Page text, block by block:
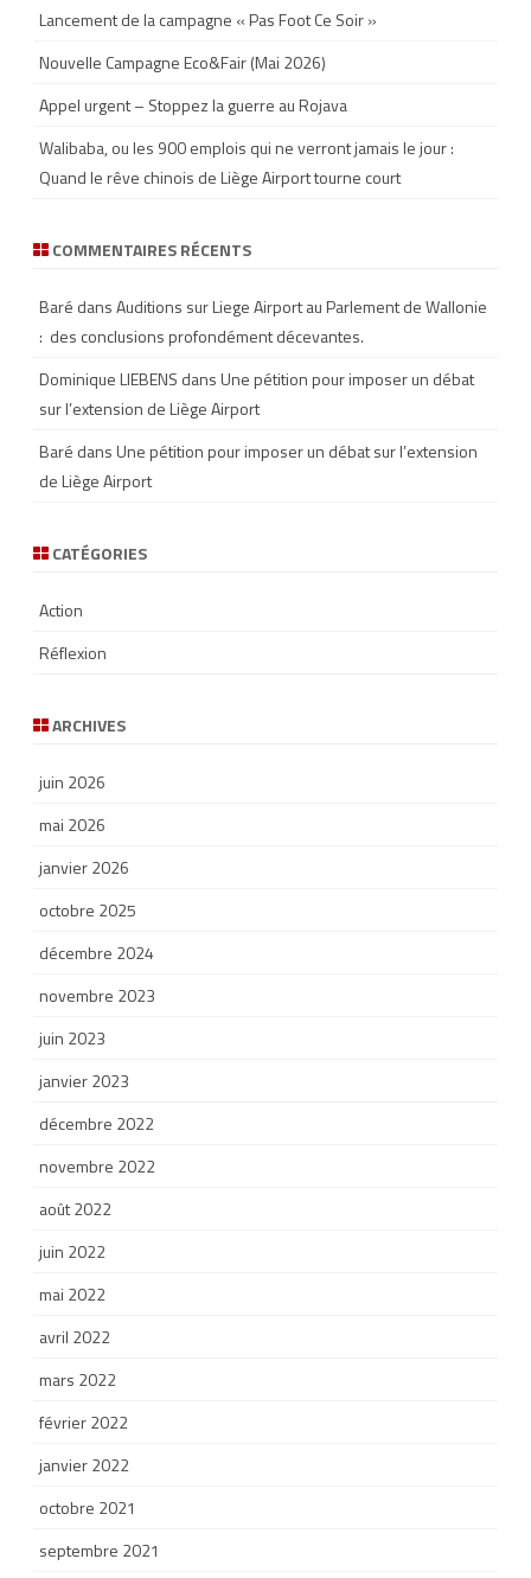
Lancement de la campagne « Pas Foot Ce Soir »
Nouvelle Campagne Eco&Fair (Mai 2026)
Appel urgent – Stoppez la guerre au Rojava
Walibaba, ou les 900 emplois qui ne verront jamais le jour :
Quand le rêve chinois de Liège Airport tourne court
COMMENTAIRES RÉCENTS
Baré dansAuditions sur Liege Airport au Parlement de Wallonie
: des conclusions profondément décevantes.
Dominique LIEBENS dansUne pétition pour imposer un débat
sur l’extension de Liège Airport
Baré dansUne pétition pour imposer un débat sur l’extension
de Liège Airport
CATÉGORIES
Action
Réflexion
ARCHIVES
juin 2026
mai 2026
janvier 2026
octobre 2025
décembre 2024
novembre 2023
juin 2023
janvier 2023
décembre 2022
novembre 2022
août 2022
juin 2022
mai 2022
avril 2022
mars 2022
février 2022
janvier 2022
octobre 2021
septembre 2021